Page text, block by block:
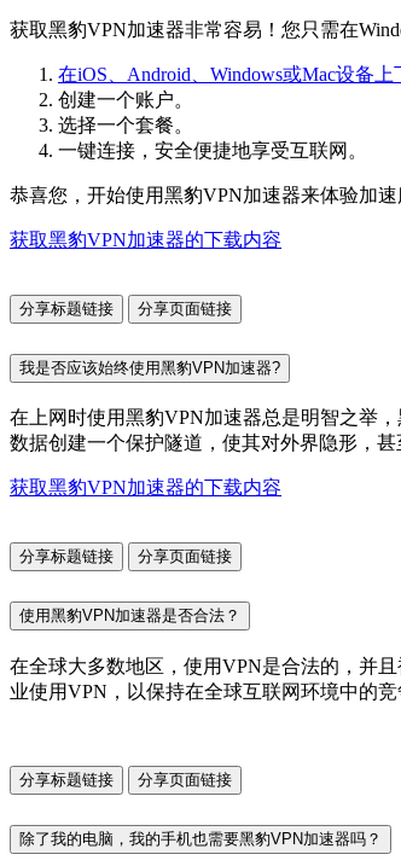
获取黑豹VPN加速器非常容易！您只需在
在iOS、Android、Windows或Mac设备
创建一个账户。
选择一个套餐。
一键连接，安全便捷地享受互联网。
恭喜您，开始使用黑豹VPN加速器来体验加速
获取黑豹VPN加速器的下载内容
分享标题链接 分享页面链接
我是否应该始终使用黑豹VPN加速器?
在上网时使用黑豹VPN加速器总是明智之举
数据创建一个保护隧道，使其对外界隐形，
获取黑豹VPN加速器的下载内容
分享标题链接 分享页面链接
使用黑豹VPN加速器是否合法？
在全球大多数地区，使用VPN是合法的，并
业使用VPN，以保持在全球互联网环境中的
分享标题链接 分享页面链接
除了我的电脑，我的手机也需要黑豹VPN加速器吗？